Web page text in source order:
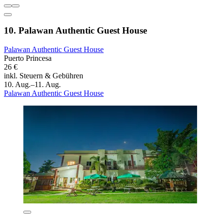
10. Palawan Authentic Guest House
Palawan Authentic Guest House
Puerto Princesa
26 €
inkl. Steuern & Gebühren
10. Aug.–11. Aug.
Palawan Authentic Guest House